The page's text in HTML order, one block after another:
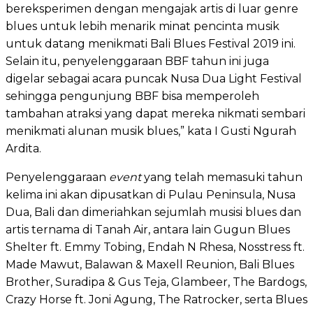
bereksperimen dengan mengajak artis di luar genre
blues untuk lebih menarik minat pencinta musik
untuk datang menikmati Bali Blues Festival 2019 ini.
Selain itu, penyelenggaraan BBF tahun ini juga
digelar sebagai acara puncak Nusa Dua Light Festival
sehingga pengunjung BBF bisa memperoleh
tambahan atraksi yang dapat mereka nikmati sembari
menikmati alunan musik blues,” kata I Gusti Ngurah
Ardita.
Penyelenggaraan eventyang telah memasuki tahun
kelima ini akan dipusatkan di Pulau Peninsula, Nusa
Dua, Bali dan dimeriahkan sejumlah musisi blues dan
artis ternama di Tanah Air, antara lain Gugun Blues
Shelter ft. Emmy Tobing, Endah N Rhesa, Nosstress ft.
Made Mawut, Balawan & Maxell Reunion, Bali Blues
Brother, Suradipa & Gus Teja, Glambeer, The Bardogs,
Crazy Horse ft. Joni Agung, The Ratrocker, serta Blues